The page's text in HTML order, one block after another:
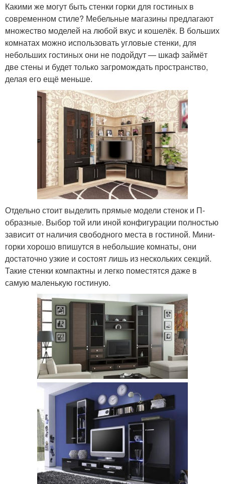
Какими же могут быть стенки горки для гостиных в
современном стиле? Мебельные магазины предлагают
множество моделей на любой вкус и кошелёк. В больших
комнатах можно использовать угловые стенки, для
небольших гостиных они не подойдут — шкаф займёт
две стены и будет только загромождать пространство,
делая его ещё меньше.
Отдельно стоит выделить прямые модели стенок и П-
образные. Выбор той или иной конфигурации полностью
зависит от наличия свободного места в гостиной. Мини-
горки хорошо впишутся в небольшие комнаты, они
достаточно узкие и состоят лишь из нескольких секций.
Такие стенки компактны и легко поместятся даже в
самую маленькую гостиную.